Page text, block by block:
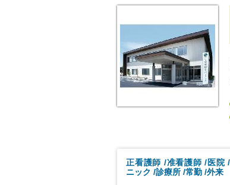
正看護師 准看護師 医院
ニック
診療所 常勤 外来